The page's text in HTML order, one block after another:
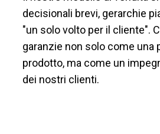
decisionali brevi, gerarchie
"un solo volto per il cliente".
garanzie non solo come una
prodotto, ma come un
dei nostri clienti.